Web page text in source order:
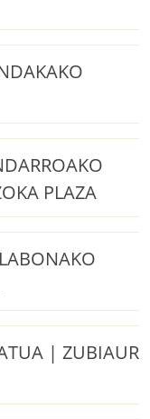
PLAZA
| ZUBIAUR